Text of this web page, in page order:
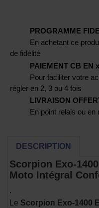
PROGRAMME
En achetant ce
de fidélité
PAIEMENT CB EN
Pour faciliter votre
régler en 2, 3 ou 4 fois
LIVRAISON
En point relais ou en
DESCRIPTION
Scorpion Exo-
Moto Intégral
.
Le Scorpion Exo-1400